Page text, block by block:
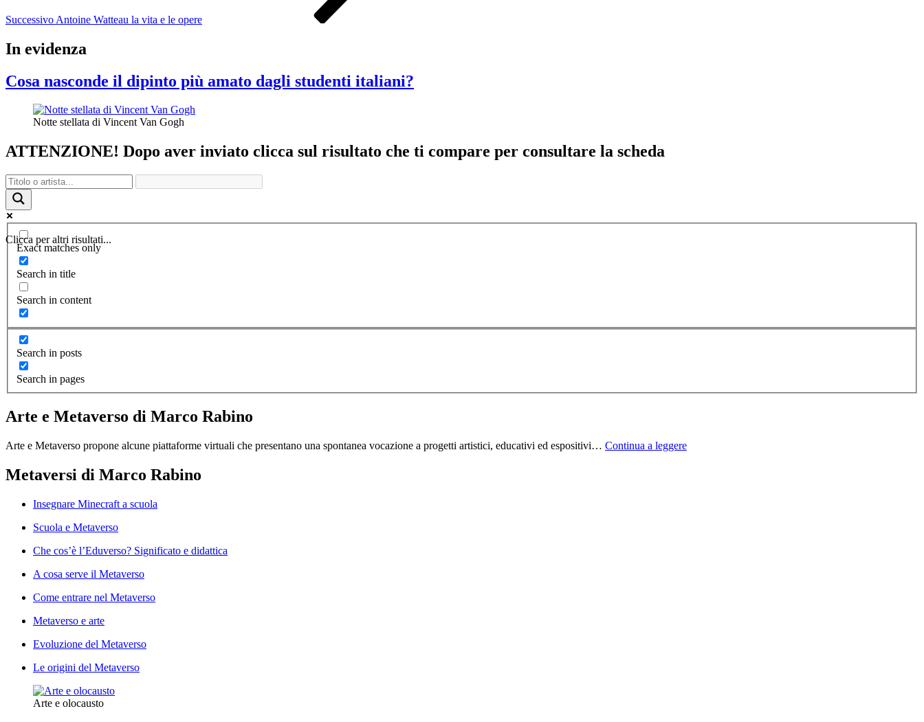
Successivo Antoine Watteau la vita e le opere
In evidenza
Cosa nasconde il dipinto più amato dagli studenti italiani?
Notte stellata di Vincent Van Gogh
ATTENZIONE! Dopo aver inviato clicca sul risultato che ti compare per consultare la scheda
Clicca per altri risultati...
Exact matches only
Search in title
Search in content
Search in posts
Search in pages
Arte e Metaverso di Marco Rabino
Arte e Metaverso propone alcune piattaforme virtuali che presentano una spontanea vocazione a progetti artistici, educativi ed espositivi… Continua a leggere
Metaversi di Marco Rabino
Insegnare Minecraft a scuola
Scuola e Metaverso
Che cos’è l’Eduverso? Significato e didattica
A cosa serve il Metaverso
Come entrare nel Metaverso
Metaverso e arte
Evoluzione del Metaverso
Le origini del Metaverso
Arte e olocausto